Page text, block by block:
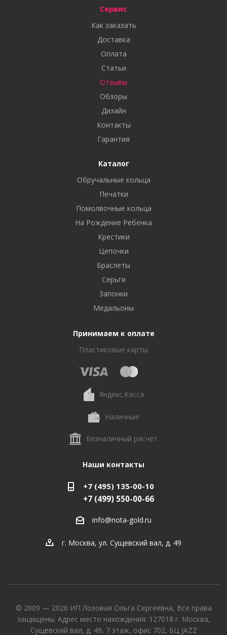
Сервис
Как заказать
Доставка
Оплата
Статьи
Отзывы
Обзоры
Дизайн
Контакты
Гарантия
Каталог
Обручальные кольца
Печатки
Помолвочные кольца
На Рождение Ребенка
Крестики
Цепочки
Браслеты
Серьги
Запонки
Медальоны
Принимаем к оплате
Пластиковые карты
Яндекс.Касса
Наличные
Безналичный расчет
Наши контакты
+7 (495) 135-00-10
+7 (499) 550-00-66
info@nota-gold.ru
г. Москва, ул. Сущевский вал, д. 49
© 2009 — 2026 ИП Лозовая Ольга Сергеевна, Все права
защищены. Адрес место нахождения: 127018 г. Москва,
Сущевский вал, д. 49, 7 этаж, офис 702, БЦ JAZZ